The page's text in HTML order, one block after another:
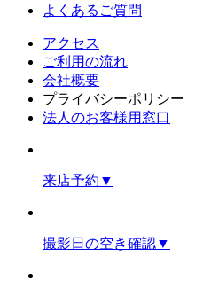
よくあるご質問
アクセス
ご利用の流れ
会社概要
プライバシーポリシー
法人のお客様用窓口
来店予約 ▼
撮影日の空き確認▼